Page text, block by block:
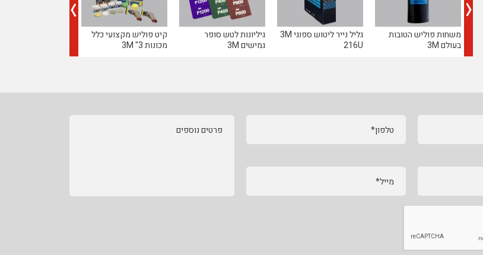
משחות פוליש הטובות
בעולם 3M
גליל נייר ליטוש ספוגי 3M
216U
גיליונות לטש סופר
גמישים 3M
קיט פוליש מקצועי כלל
מכונות 3" 3M
טלפון*
מייל*
פרטים נוספים